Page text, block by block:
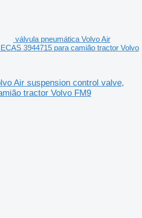
válvula pneumática Volvo Air
3944715 para camião tractor Volvo
Air suspension control valve,
tractor Volvo FM9